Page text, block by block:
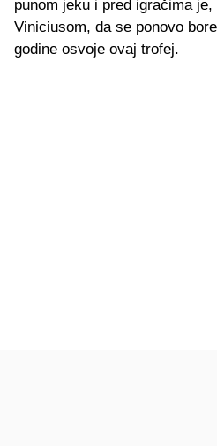
punom jeku i pred igračima
Viniciusom, da se ponovo
godine osvoje ovaj trofej.